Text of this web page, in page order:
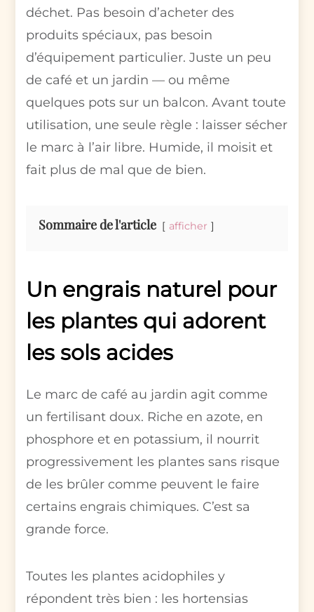
déchet. Pas besoin d’acheter des
produits spéciaux, pas besoin
d’équipement particulier. Juste un peu
de café et un jardin — ou même
quelques pots sur un balcon. Avant toute
utilisation, une seule règle : laisser sécher
le marc à l’air libre. Humide, il moisit et
fait plus de mal que de bien.
Sommaire de l'article afficher
Un engrais naturel pour
les plantes qui adorent
les sols acides
Le marc de café au jardin agit comme
un fertilisant doux. Riche en azote, en
phosphore et en potassium, il nourrit
progressivement les plantes sans risque
de les brûler comme peuvent le faire
certains engrais chimiques. C’est sa
grande force.
Toutes les plantes acidophiles y
répondent très bien : les hortensias